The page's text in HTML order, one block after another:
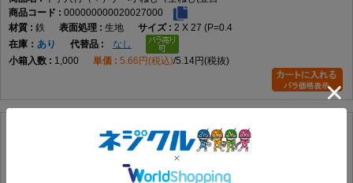
000000000020027000
鉄
生地
2 X 27 (P=0.4
在庫
あり
なし
1,000
5.66円(税込) 5.14円(税抜)
十字穴付（＋）ナベ小ねじ（全ねじ(並目
000000000020028000
2 X 28 (P=0.4
なし